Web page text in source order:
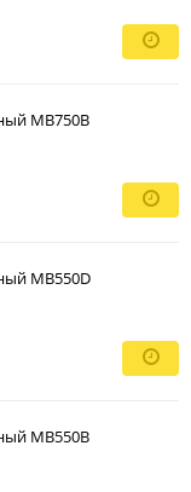
MB750B
MB550D
MB550B